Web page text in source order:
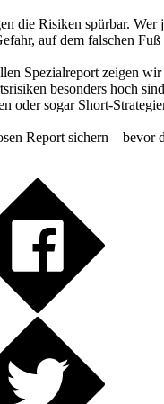
die Risiken spürbar. Wer
auf dem falschen
Spezialreport zeigen
besonders hoch
oder sogar Short-
Report sichern – bevor